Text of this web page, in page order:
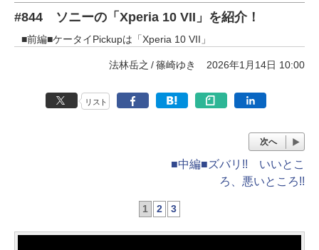
#844 ソニーの「Xperia 10 VII」を紹介！
■前編■ケータイPickupは「Xperia 10 VII」
法林岳之 篠崎ゆき 2026年1月14日 10:00
リスト
次へ
■中編■ズバリ!! いいとこ
ろ、悪いところ!!
1 2 3